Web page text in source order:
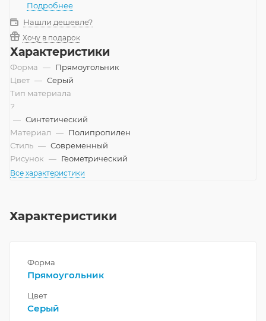
Подробнее
Нашли дешевле?
Хочу в подарок
Характеристики
Форма — Прямоугольник
Цвет — Серый
Тип материала
?
— Синтетический
Материал — Полипропилен
Стиль — Современный
Рисунок — Геометрический
Все характеристики
Характеристики
Форма
Прямоугольник
Цвет
Серый